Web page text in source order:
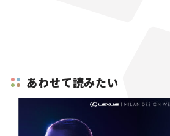
あわせて読みたい